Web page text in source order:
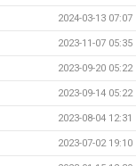
2024-03-13 07:07
2023-11-07 05:35
2023-09-20 05:22
2023-09-14 05:22
2023-08-04 12:31
2023-07-02 19:10